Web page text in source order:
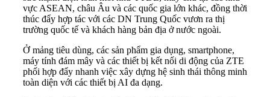
vực ASEAN, châu Âu và các quốc gia lớn khác, đồng thời
thúc đẩy hợp tác với các DN Trung Quốc vươn ra thị
trường quốc tế và khách hàng bản địa ở nước ngoài.
Ở mảng tiêu dùng, các sản phẩm gia dụng, smartphone,
máy tính đám mây và các thiết bị kết nối di động của ZTE
phối hợp đẩy nhanh việc xây dựng hệ sinh thái thông minh
toàn diện với các thiết bị AI đa dạng.